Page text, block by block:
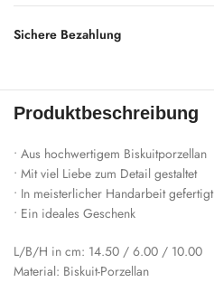
Sichere Bezahlung
Produktbeschreibung
• Aus hochwertigem Biskuitporzellan
• Mit viel Liebe zum Detail gestaltet
• In meisterlicher Handarbeit gefertigt
• Ein ideales Geschenk
L/B/H in cm: 14.50 / 6.00 / 10.00
Material: Biskuit-Porzellan